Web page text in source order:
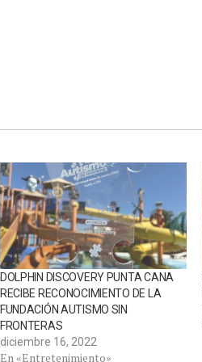
DOLPHIN DISCOVERY PUNTA CANA
RECIBE RECONOCIMIENTO DE LA
FUNDACIÓN AUTISMO SIN
FRONTERAS
diciembre 16, 2022
En «Entretenimiento»